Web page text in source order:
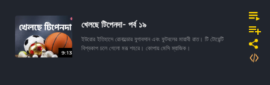
9:13
খেলছে টিপেনদা- পর্ব ১৯
ইউরোর ইতিহাসে রোনাল্ডোর যুগাবসান এবং ফুটবলের মায়াবী রাত। টি টোয়েন্টি
বিশ্বকাপ চলে গেলো মরূ শহরে। কোপায় মেসি ম্যাজিক।